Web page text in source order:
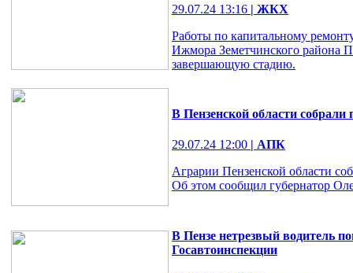
29.07.24 13:16 | ЖКХ
Работы по капитальному
Ижмора Земетчинского района
завершающую стадию.
В Пензенской области
29.07.24 12:00 | АПК
Аграрии Пензенской области
Об этом сообщил губернатор
В Пензе нетрезвый водитель
Госавтоинспекции